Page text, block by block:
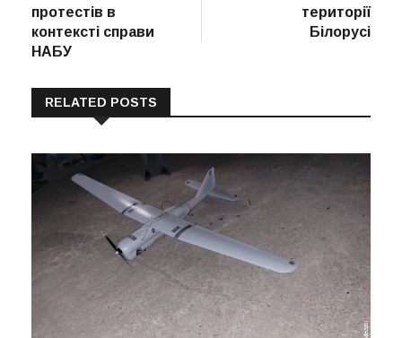
протестів в
контексті справи
НАБУ
території
Білорусі
RELATED POSTS